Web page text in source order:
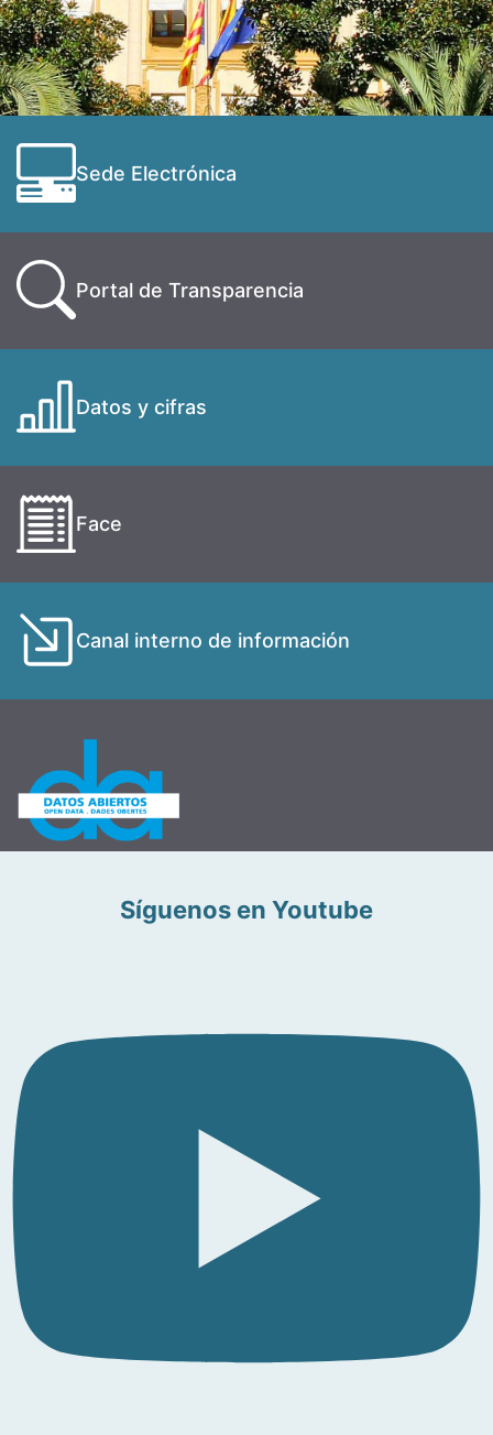
Sede Electrónica
Portal de Transparencia
Datos y cifras
Face
Canal interno de información
Síguenos en Youtube